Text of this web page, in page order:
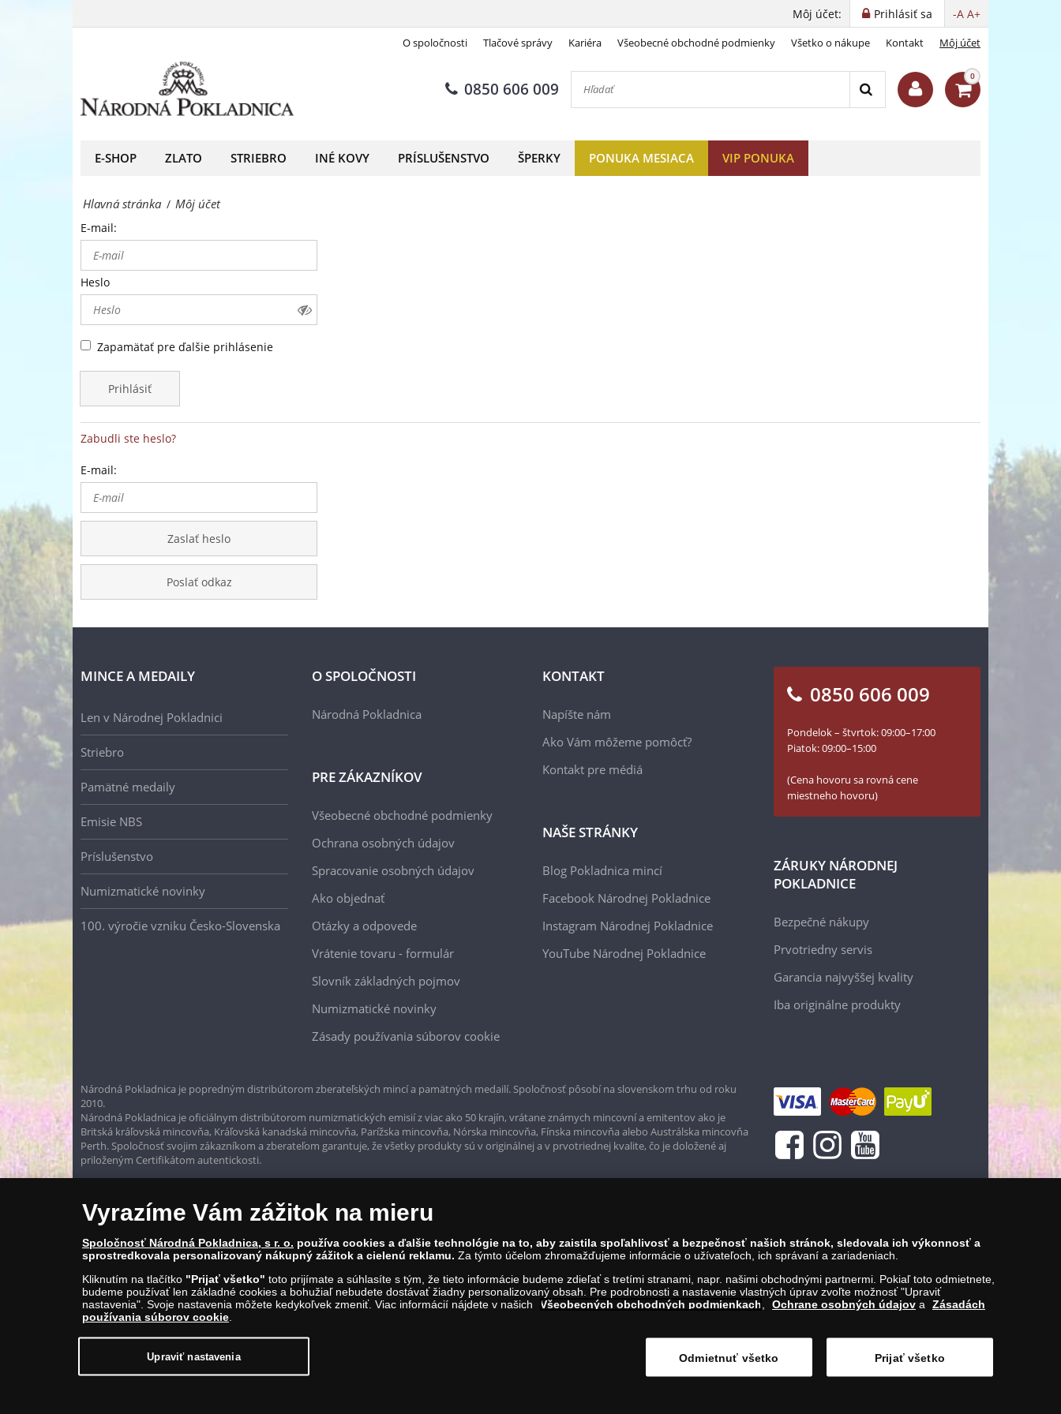
Národná
európsky
predajca
mincí
a
medailí
-A A+
Prihlásiť sa
Môj účet:
O spoločnosti Tlačové správy Kariéra Všeobecné obchodné podmienky Všetko o nákupe Kontakt Môj účet
0850 606 009
0
E-SHOP ZLATO STRIEBRO INÉ KOVY PRÍSLUŠENSTVO ŠPERKY PONUKA MESIACA VIP PONUKA
Hlavná stránka / Môj účet
E-mail:
Heslo
Zapamätať pre ďalšie prihlásenie
Prihlásiť
Zabudli ste heslo?
E-mail:
Zaslať heslo
Poslať odkaz
MINCE A MEDAILY
Len v Národnej Pokladnici
Striebro
Pamätné medaily
Emisie NBS
Príslušenstvo
Numizmatické novinky
100. výročie vzniku Česko-Slovenska
O SPOLOČNOSTI
Národná Pokladnica
PRE ZÁKAZNÍKOV
Všeobecné obchodné podmienky
Ochrana osobných údajov
Spracovanie osobných údajov
Ako objednať
Otázky a odpovede
Vrátenie tovaru - formulár
Slovník základných pojmov
Numizmatické novinky
Zásady používania súborov cookie
KONTAKT
Napíšte nám
Ako Vám môžeme pomôcť?
Kontakt pre médiá
NAŠE STRÁNKY
Blog Pokladnica mincí
Facebook Národnej Pokladnice
Instagram Národnej Pokladnice
YouTube Národnej Pokladnice
0850 606 009
Pondelok – štvrtok: 09:00–17:00
Piatok: 09:00–15:00
(Cena hovoru sa rovná cene
miestneho hovoru)
ZÁRUKY NÁRODNEJ
POKLADNICE
Bezpečné nákupy
Prvotriedny servis
Garancia najvyššej kvality
Iba originálne produkty
Národná Pokladnica je popredným distribútorom zberateľských mincí a pamätných medailí. Spoločnosť pôsobí na slovenskom trhu od roku
2010.
Národná Pokladnica je oficiálnym distribútorom numizmatických emisií z viac ako 50 krajín, vrátane známych mincovní a emitentov ako je
Britská kráľovská mincovňa, Kráľovská kanadská mincovňa, Parížska mincovňa, Nórska mincovňa, Fínska mincovňa alebo Austrálska mincovňa
Perth. Spoločnosť svojim zákazníkom a zberateľom garantuje, že všetky produkty sú v originálnej a v prvotriednej kvalite, čo je doložené aj
priloženým Certifikátom autentickosti.
E-mail: info@narodnapokladnica.sk, www.narodnapokladnica.sk; IČO: 45 480 206, DIČ: SK2023004302
mincí
medailí
Vyrazíme Vám zážitok na mieru
Spoločnosť Národná Pokladnica, s r. o. používa cookies a ďalšie technológie na to, aby zaistila spoľahlivosť a bezpečnosť našich stránok, sledovala ich výkonnosť a
sprostredkovala personalizovaný nákupný zážitok a cielenú reklamu. Za týmto účelom zhromažďujeme informácie o užívateľoch, ich správaní a zariadeniach.
Kliknutím na tlačítko "Prijať všetko" toto prijímate a súhlasíte s tým, že tieto informácie budeme zdieľať s tretími stranami, napr. našimi obchodnými partnermi. Pokiaľ toto odmietnete,
budeme používať len základné cookies a bohužiaľ nebudete dostávať žiadny personalizovaný obsah. Pre podrobnosti a nastavenie vlastných úprav zvoľte možnosť "Upraviť
nastavenia". Svoje nastavenia môžete kedykoľvek zmeniť. Viac informácií nájdete v našich
Všeobecných obchodných podmienkach Ochrane osobných údajov a
Zásadách
používania súborov cookie
Upraviť nastavenia Odmietnuť všetko Prijať všetko